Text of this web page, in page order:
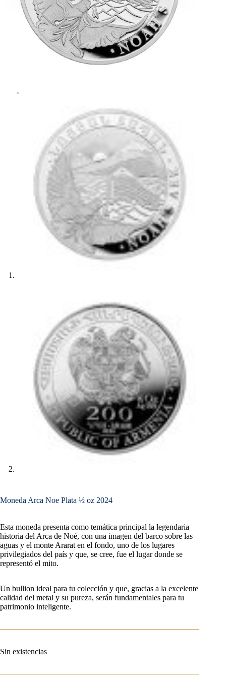
Moneda Arca Noe Plata ½ oz 2024
Esta moneda presenta como temática principal la legendaria
historia del Arca de Noé, con una imagen del barco sobre las
aguas y el monte Ararat en el fondo, uno de los lugares
privilegiados del país y que, se cree, fue el lugar donde se
representó el mito.
Un bullion ideal para tu colección y que, gracias a la excelente
calidad del metal y su pureza, serán fundamentales para tu
patrimonio inteligente.
Sin existencias